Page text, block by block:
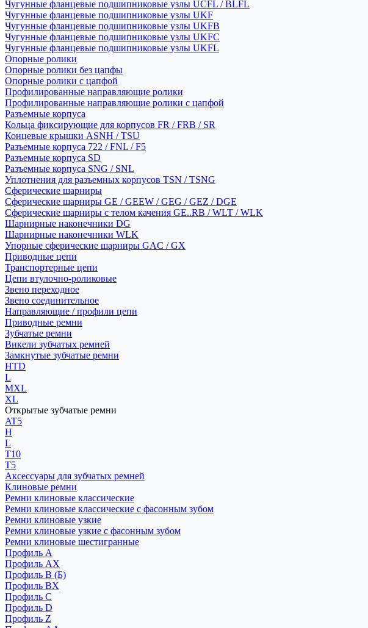
Чугунные фланцевые подшипниковые узлы UCFL / BLFL
Чугунные фланцевые подшипниковые узлы UKF
Чугунные фланцевые подшипниковые узлы UKFB
Чугунные фланцевые подшипниковые узлы UKFC
Чугунные фланцевые подшипниковые узлы UKFL
Опорные ролики
Опорные ролики без цапфы
Опорные ролики с цапфой
Профилированные направляющие ролики
Профилированные направляющие ролики с цапфой
Разъемные корпуса
Кольца фиксирующие для корпусов FR / FRB / SR
Концевые крышки ASNH / TSU
Разъемные корпуса 722 / FNL / F5
Разъемные корпуса SD
Разъемные корпуса SNG / SNL
Уплотнения для разъемных корпусов TSN / TSNG
Сферические шарниры
Сферические шарниры GE / GEEW / GEG / GEZ / DGE
Сферические шарниры с телом качения GE..RB / WLT / WLK
Шарнирные наконечники DG
Шарнирные наконечники WLK
Упорные сферические шарниры GAC / GX
Приводные цепи
Транспортерные цепи
Цепи втулочно-роликовые
Звено переходное
Звено соединительное
Направляющие / профили цепи
Приводные ремни
Зубчатые ремни
Викели зубчатых ремней
Замкнутые зубчатые ремни
HTD
L
MXL
XL
Открытые зубчатые ремни
AT5
H
L
T10
T5
Аксессуары для зубчатых ремней
Клиновые ремни
Ремни клиновые классические
Ремни клиновые классические с фасонным зубом
Ремни клиновые узкие
Ремни клиновые узкие с фасонным зубом
Ремни клиновые шестигранные
Профиль A
Профиль AX
Профиль B (Б)
Профиль BX
Профиль C
Профиль D
Профиль Z